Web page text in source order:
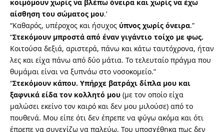
κοιμόμουν χωρίς να βλέπω όνειρα και χωρίς να έχω
αίσθηση του σώματος μου.’
“Καθαρός, υπέροχος και ήσυχος ύπνος χωρίς όνειρα.”
“Στεκόμουν μπροστά από έναν γιγάντιο τοίχο με φως.
Κοιτούσα δεξιά, αριστερά, πάνω και κάτω ταυτόχρονα, ήταν
λες και είχα πάνω από δύο μάτια. Το τελευταίο πράγμα που
θυμάμαι είναι να ξυπνάω στο νοσοκομείο.”
“Στεκόμουν κάπου. Υπήρχε βατράχι δίπλα μου και
ξαφνικά είδα τον κολλητό μου (με τον οποίο είχα
μαλώσει εκείνο τον καιρό και δεν μου μιλούσε) από το
πουθενά. Μου είπε ότι δεν έπρεπε να φύγω ακόμα και ότι
έπρεπε να συνεχίζω να παλεύω. Του υποσχέθηκα πως δεν